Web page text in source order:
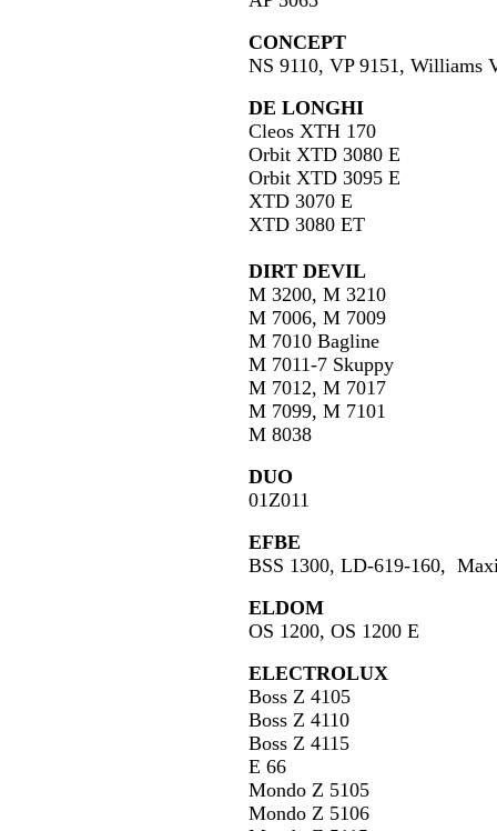
CONCEPT
NS 9110, VP 9151, Williams
DE LONGHI
Cleos XTH 170
Orbit XTD 3080 E
Orbit XTD 3095 E
XTD 3070 E
XTD 3080 ET
DIRT DEVIL
M 3200, M 3210
M 7006, M 7009
M 7010 Bagline
M 7011-7 Skuppy
M 7012, M 7017
M 7099, M 7101
M 8038
DUO
01Z011
EFBE
BSS 1300, LD-619-160,
ELDOM
OS 1200, OS 1200 E
ELECTROLUX
Boss Z 4105
Boss Z 4110
Boss Z 4115
E 66
Mondo Z 5105
Mondo Z 5106